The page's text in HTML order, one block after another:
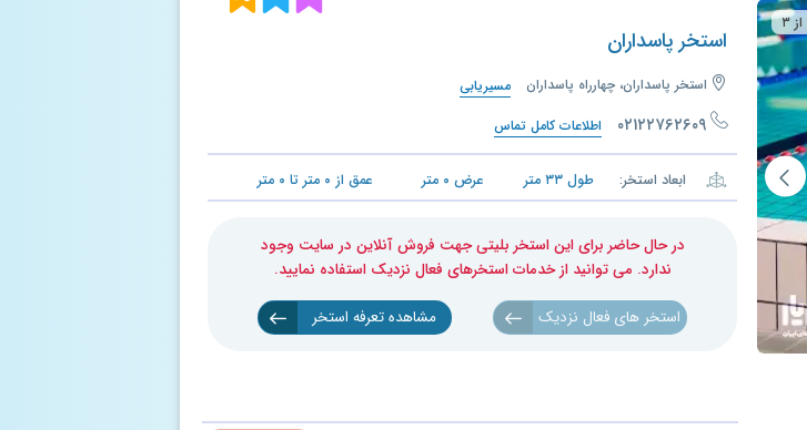
استخر پاسداران
استخر پاسداران، چهارراه پاسداران مسیریابی
۰۲۱۲۲۷۶۲۶۰۹ اطلاعات کامل تماس
ابعاد استخر: طول ۳۳متر عرض ۰ متر عمق از ۰ متر تا ۰ متر
در حال حاضر برای این استخر بلیتی جهت فروش آنلاین در سایت وجود
ندارد. می توانید از خدمات استخرهای فعال نزدیک استفاده نمایید.
استخر های فعال نزدیک مشاهده تعرفه استخر